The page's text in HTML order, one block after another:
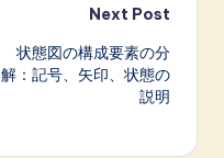
Next Post
状態図の構成要素の分
解：記号、矢印、状態の
説明